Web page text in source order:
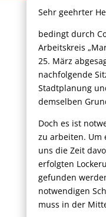
Sehr geehrter
bedingt durch
Arbeitskreis
25. März
nachfolgende
Stadtplanung
demselben
Doch es ist
zu arbeiten. Um
uns die Zeit
erfolgten
gefunden
notwendigen
muss in der